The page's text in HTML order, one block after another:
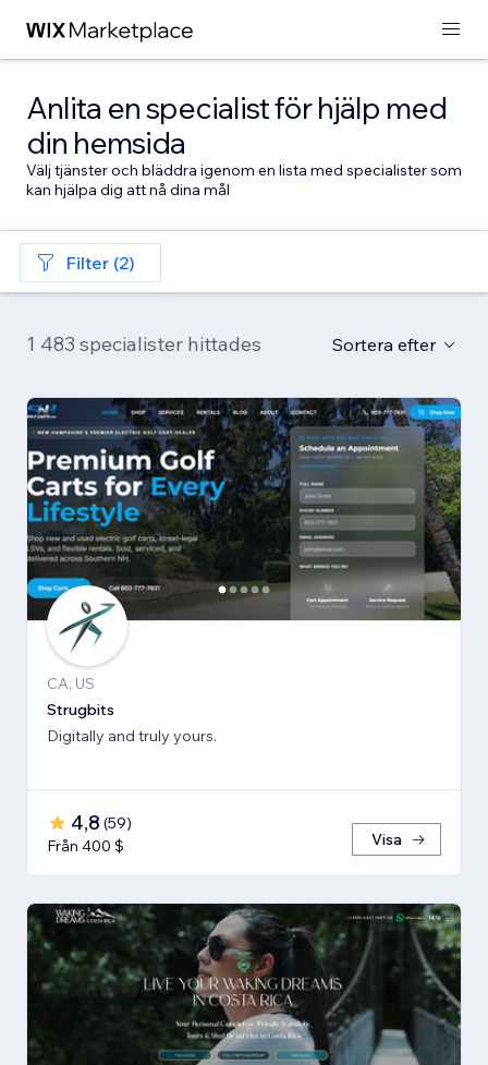
Anlita en specialist för hjälp med
din hemsida
Välj tjänster och bläddra igenom en lista med specialister som
kan hjälpa dig att nå dina mål
Filter (2)
1 483 specialister hittades Sortera efter
CA, US
Strugbits
Digitally and truly yours.
4,8 (59)
Från 400 $
Visa